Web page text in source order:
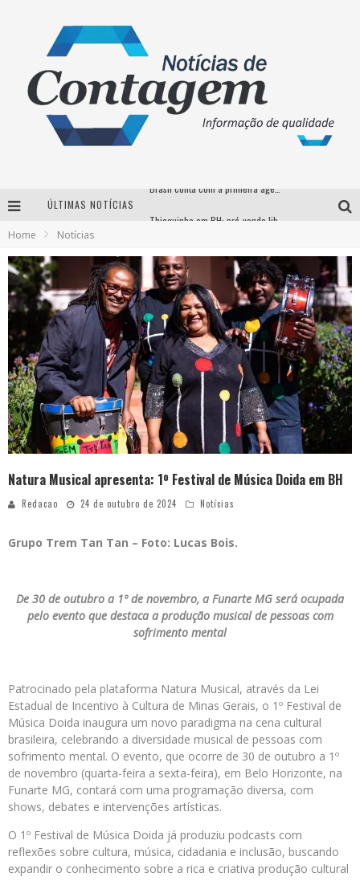
ÚLTIMAS NOTÍCIAS
Suzy Brasil desembarca em Belo Horizonte nesta quinta-feira com o espetáculo “Uma Noite Horripilante”
Brasil conta com a primeira agência especializada exclusivamente no setor de bebidas
Home Notícias
Natura Musical apresenta: 1º Festival de Música Doida em BH
Redacao 24 de outubro de 2024 Notícias
Grupo Trem Tan Tan – Foto: Lucas Bois.
De 30 de outubro a 1º de novembro, a Funarte MG será ocupada
pelo evento que destaca a produção musical de pessoas com
sofrimento mental
Patrocinado pela plataforma Natura Musical, através da Lei
Estadual de Incentivo à Cultura de Minas Gerais, o 1º Festival de
Música Doida inaugura um novo paradigma na cena cultural
brasileira, celebrando a diversidade musical de pessoas com
sofrimento mental. O evento, que ocorre de 30 de outubro a 1º
de novembro (quarta-feira a sexta-feira), em Belo Horizonte, na
Funarte MG, contará com uma programação diversa, com
shows, debates e intervenções artísticas.
O 1º Festival de Música Doida já produziu podcasts com
reflexões sobre cultura, música, cidadania e inclusão, buscando
expandir o conhecimento sobre a rica e criativa produção cultural